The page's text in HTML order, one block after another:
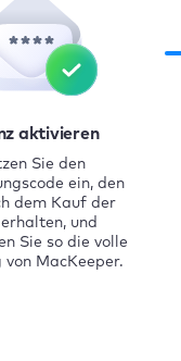
aktivieren
Sie den
ein, den
dem Kauf der
und
Sie so die volle
von MacKeeper.